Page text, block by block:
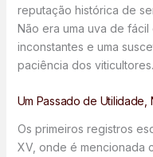
reputação histórica de
Não era uma uva de
inconstantes e uma
paciência dos viticultores.
Um Passado de Utilidade,
Os primeiros registros
XV, onde é mencionada